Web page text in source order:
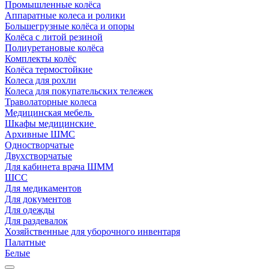
Промышленные колёса
Аппаратные колеса и ролики
Большегрузные колёса и опоры
Колёса с литой резиной
Полиуретановые колёса
Комплекты колёс
Колёса термостойкие
Колеса для рохли
Колеса для покупательских тележек
Траволаторные колеса
Медицинская мебель
Шкафы медицинские
Архивные ШМС
Одностворчатые
Двухстворчатые
Для кабинета врача ШММ
ШСС
Для медикаментов
Для документов
Для одежды
Для раздевалок
Хозяйственные для уборочного инвентаря
Палатные
Белые